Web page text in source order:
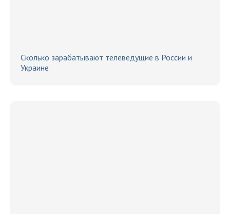
Сколько зарабатывают телеведущие в России и
Украине